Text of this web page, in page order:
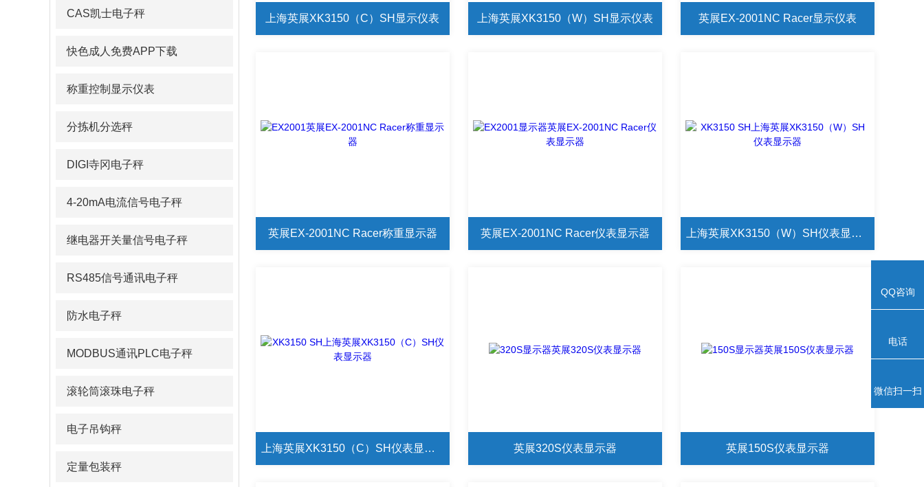
CAS凯士电子秤
快色成人免费APP下载
称重控制显示仪表
分拣机分选秤
DIGI寺冈电子秤
4-20mA电流信号电子秤
继电器开关量信号电子秤
RS485信号通讯电子秤
防水电子秤
MODBUS通讯PLC电子秤
滚轮筒滚珠电子秤
电子吊钩秤
定量包装秤
上海英展XK3150（C）SH显示仪表 上海英展XK3150（W）SH显示仪表 英展EX-2001NC Racer显示仪表
英展EX-2001NC Racer称重显示器 英展EX-2001NC Racer仪表显示器 上海英展XK3150（W）SH仪表显示器
上海英展XK3150（C）SH仪表显示器 英展320S仪表显示器 英展150S仪表显示器
QQ咨询
电话
微信扫一扫